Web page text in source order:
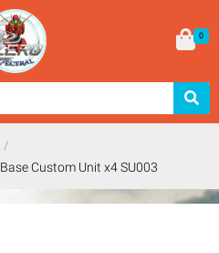
0
/
Custom Unit x4 SU003